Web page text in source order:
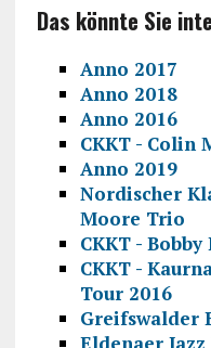
Das könnte Sie
Anno 2017
Anno 2018
Anno 2016
CKKT - Colin
Anno 2019
Nordischer
Moore Trio
CKKT -
CKKT -
Tour 2016
Greifswalder
Eldenaer